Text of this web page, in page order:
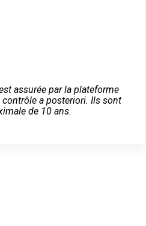
assurée par la plateforme
a posteriori. Ils sont
de 10 ans.